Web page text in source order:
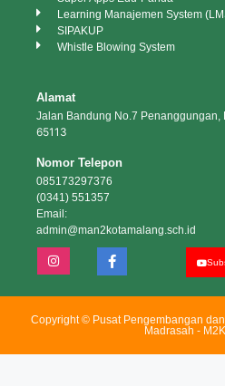
Learning Manajemen System
SIPAKUP
Whistle Blowing System
Alamat
Jalan Bandung No.7 Penanggungan,
65113
Nomor Telepon
085173297376
(0341) 551357
Email:
admin@man2kotamalang.sch.id
Copyright © Pusat Pengembangan
Madrasah -